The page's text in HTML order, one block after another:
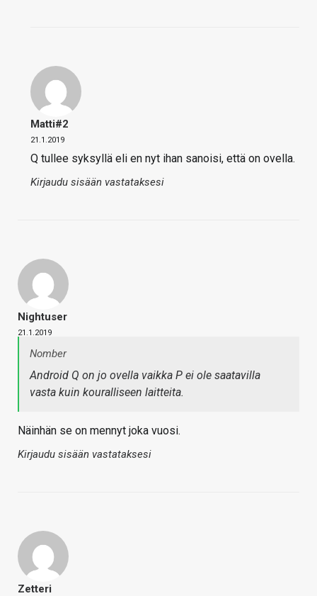
Matti#2
21.1.2019
Q tullee syksyllä eli en nyt ihan sanoisi, että on ovella.
Kirjaudu sisään vastataksesi
Nightuser
21.1.2019
Nomber
Android Q on jo ovella vaikka P ei ole saatavilla
vasta kuin kouralliseen laitteita.
Näinhän se on mennyt joka vuosi.
Kirjaudu sisään vastataksesi
Zetteri